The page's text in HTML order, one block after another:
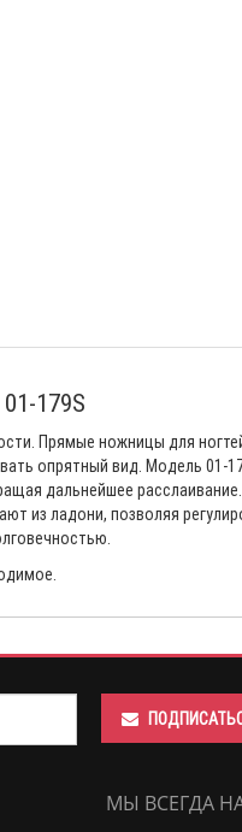
179S
Прямые ножницы для
опрятный вид. Модель 01-
дальнейшее
из ладони, позволяя
МЫ ВСЕГДА